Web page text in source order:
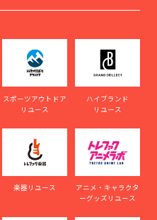
スポーツアウトドア
リユース
ハイブランド
リユース
楽器リユース
アニメ・キャラクタ
ーグッズリユース